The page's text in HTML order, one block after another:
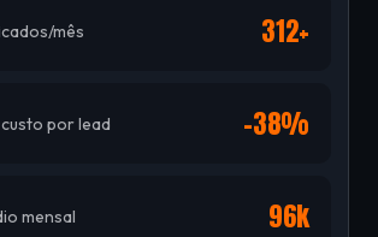
mês 312+
por lead -38%
mensal 96k